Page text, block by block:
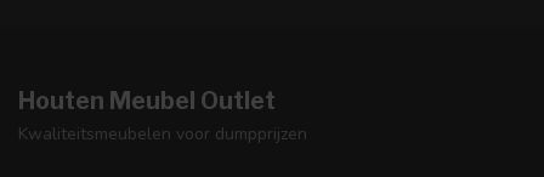
Houten Meubel Outlet
Kwaliteitsmeubelen voor dumpprijzen